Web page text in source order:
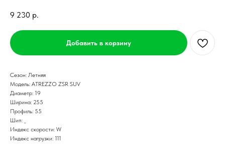
9 230 р.
Добавить в корзину
Сезон: Летняя
Модель: ATREZZO ZSR SUV
Диаметр: 19
Ширина: 255
Профиль: 55
Шип: _
Индекс скорости: W
Индекс нагрузки: 111